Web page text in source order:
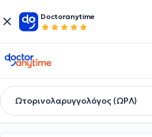
Doctoranytime
doctoranytime
Ωτορινολαρυγγολόγος (ΩΡΛ)